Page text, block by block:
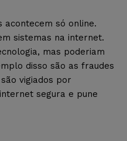
acontecem só online.
sistemas na internet.
mas poderiam
disso são as fraudes
vigiados por
segura e pune